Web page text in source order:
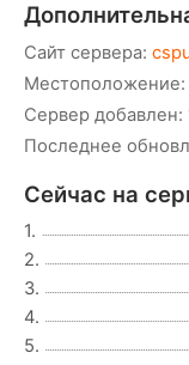
Сайт сервера:
Местоположение:
Сервер добавлен:
Последнее
Сейчас на
1.
2.
3.
4.
5.